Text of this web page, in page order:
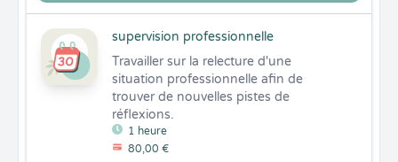
supervision professionnelle
1 heure
80,00 €
Travailler sur la relecture d'une
situation professionnelle afin de
trouver de nouvelles pistes de
réflexions.